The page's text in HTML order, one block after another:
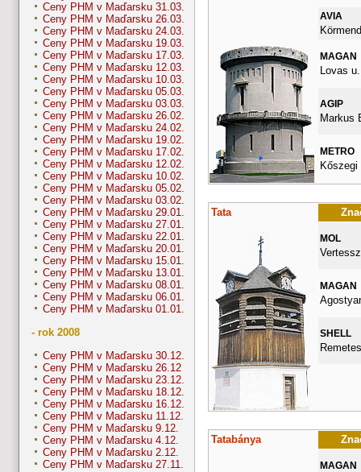
Ceny PHM v Maďarsku 31.03.
Ceny PHM v Maďarsku 26.03.
Ceny PHM v Maďarsku 24.03.
Ceny PHM v Maďarsku 19.03.
Ceny PHM v Maďarsku 17.03.
Ceny PHM v Maďarsku 12.03.
Ceny PHM v Maďarsku 10.03.
Ceny PHM v Maďarsku 05.03.
Ceny PHM v Maďarsku 03.03.
Ceny PHM v Maďarsku 26.02.
Ceny PHM v Maďarsku 24.02.
Ceny PHM v Maďarsku 19.02.
Ceny PHM v Maďarsku 17.02.
Ceny PHM v Maďarsku 12.02.
Ceny PHM v Maďarsku 10.02.
Ceny PHM v Maďarsku 05.02.
Ceny PHM v Maďarsku 03.02.
Ceny PHM v Maďarsku 29.01.
Ceny PHM v Maďarsku 27.01.
Ceny PHM v Maďarsku 22.01.
Ceny PHM v Maďarsku 20.01.
Ceny PHM v Maďarsku 15.01.
Ceny PHM v Maďarsku 13.01.
Ceny PHM v Maďarsku 08.01.
Ceny PHM v Maďarsku 06.01.
Ceny PHM v Maďarsku 01.01.
- rok 2008
Ceny PHM v Maďarsku 30.12.
Ceny PHM v Maďarsku 26.12
Ceny PHM v Maďarsku 23.12.
Ceny PHM v Maďarsku 18.12.
Ceny PHM v Maďarsku 16.12.
Ceny PHM v Maďarsku 11.12.
Ceny PHM v Maďarsku 9.12.
Ceny PHM v Maďarsku 4.12.
Ceny PHM v Maďarsku 2.12.
Ceny PHM v Maďarsku 27.11.
AVIA
MAGAN
Lovas
AGIP
Markus
METRO
Kőszegi
Tata
MOL
MAGAN
SHELL
Tatabánya
MAGAN